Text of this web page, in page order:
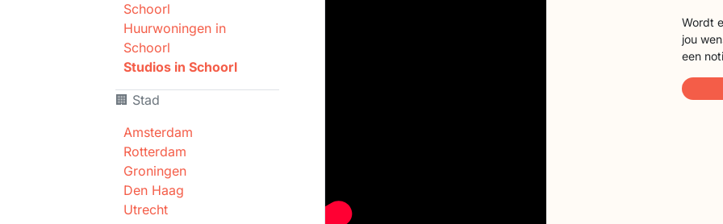
Schoorl
Huurwoningen in
Schoorl
Studios in Schoorl
🏢 Stad
Amsterdam
Rotterdam
Groningen
Den Haag
Utrecht
Wordt
jou
een